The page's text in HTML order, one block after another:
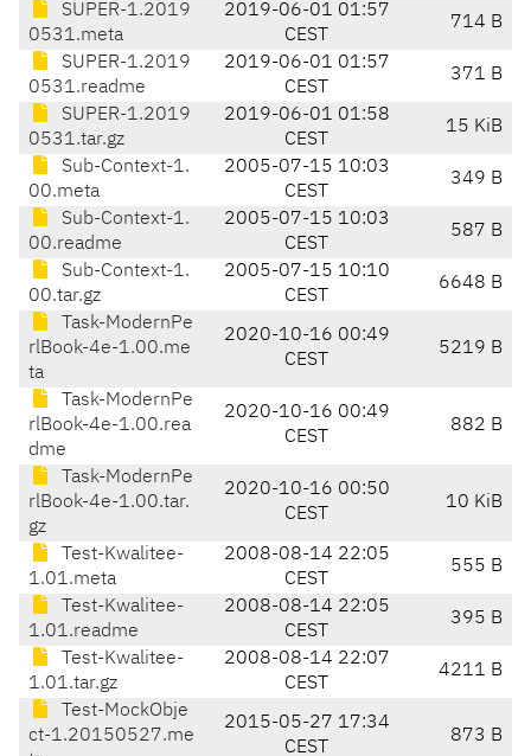
SUPER-1.2019
0531.meta
2019-06-01 01:57
CEST
714 B
SUPER-1.2019
0531.readme
2019-06-01 01:57
CEST
371 B
SUPER-1.2019
0531.tar.gz
2019-06-01 01:58
CEST
15 KiB
Sub-Context-1.
00.meta
2005-07-15 10:03
CEST
349 B
Sub-Context-1.
00.readme
2005-07-15 10:03
CEST
587 B
Sub-Context-1.
00.tar.gz
2005-07-15 10:10
CEST
6648 B
Task-ModernPe
rlBook-4e-1.00.me
ta
2020-10-16 00:49
CEST
5219 B
Task-ModernPe
rlBook-4e-1.00.rea
dme
2020-10-16 00:49
CEST
882 B
Task-ModernPe
rlBook-4e-1.00.tar.
gz
2020-10-16 00:50
CEST
10 KiB
Test-Kwalitee-
1.01.meta
2008-08-14 22:05
CEST
555 B
Test-Kwalitee-
1.01.readme
2008-08-14 22:05
CEST
395 B
Test-Kwalitee-
1.01.tar.gz
2008-08-14 22:07
CEST
4211 B
Test-MockObje
ct-1.20150527.me
2015-05-27 17:34
CEST
873 B